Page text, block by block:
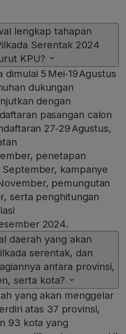
lengkap tahapan
Serentak 2024
KPU?
5 Mei‑19 Agustus
dukungan
dengan
pasangan calon
27‑29 Agustus,
penetapan
September, kampanye
pemungutan
serta penghitungan
2024.
daerah yang akan
serentak, dan
antara provinsi,
serta kota?
yang akan menggelar
atas 37 provinsi,
93 kota yang